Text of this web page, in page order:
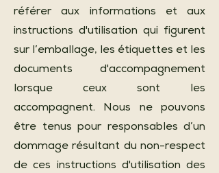
référer aux informations et aux
instructions d'utilisation qui figurent
sur l’emballage, les étiquettes et les
documents d'accompagnement
lorsque ceux sont les
accompagnent. Nous ne pouvons
être tenus pour responsables d’un
dommage résultant du non-respect
de ces instructions d'utilisation des